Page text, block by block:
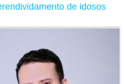
de idosos